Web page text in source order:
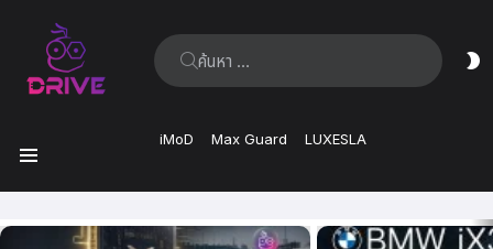
ค้นหา:
iMoD Max Guard LUXESLA